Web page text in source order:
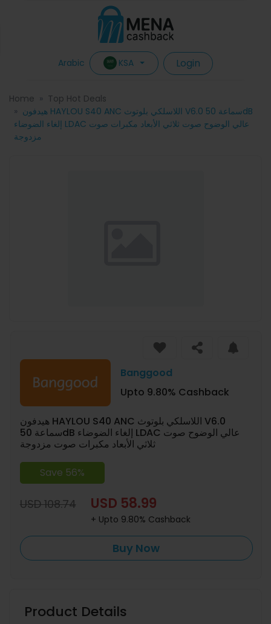
Arabic KSA Login
Home
Top Hot Deals
هيدفون HAYLOU S40 ANC اللاسلكي بلوتوث V6.0 سماعة 50dB
إلغاء الضوضاء LDAC عالي الوضوح صوت ثلاثي الأبعاد مكبرات صوت
مزدوجة
Banggood
Upto 9.80% Cashback
هيدفون HAYLOU S40 ANC اللاسلكي بلوتوث V6.0
سماعة 50dB إلغاء الضوضاء LDAC عالي الوضوح صوت
ثلاثي الأبعاد مكبرات صوت مزدوجة
Save 56%
USD 108.74 USD 58.99
+ Upto 9.80% Cashback
Buy Now
Product Details